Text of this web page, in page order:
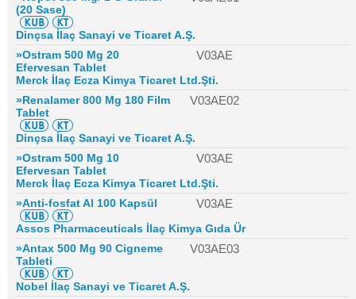
(20 Sase)
Dinçsa İlaç Sanayi ve Ticaret A.Ş.
»Ostram 500 Mg 20
Efervesan Tablet
V03AE
Merck İlaç Ecza Kimya Ticaret Ltd.Şti.
»Renalamer 800 Mg 180 Film
Tablet
V03AE02
Dinçsa İlaç Sanayi ve Ticaret A.Ş.
»Ostram 500 Mg 10
Efervesan Tablet
V03AE
Merck İlaç Ecza Kimya Ticaret Ltd.Şti.
»Anti-fosfat Al 100 Kapsül
V03AE
Assos Pharmaceuticals İlaç Kimya Gıda Ür
»Antax 500 Mg 90 Cigneme
Tableti
V03AE03
Nobel İlaç Sanayi ve Ticaret A.Ş.